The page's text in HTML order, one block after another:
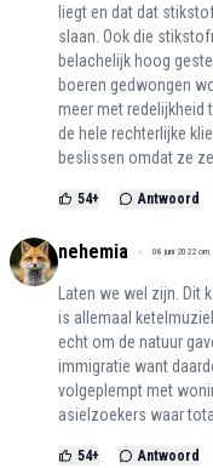
liegt en dat dat
slaan. Ook die
belachelijk hoog
boeren gedwongen
meer met redelijkheid
de hele rechterlijke
beslissen omdat ze
54+ Antwoord
nehemia 08 juni 2022 om
Laten we wel zijn. Dit
is allemaal
echt om de natuur
immigratie want
volgeplempt met
asielzoekers waar
54+ Antwoord